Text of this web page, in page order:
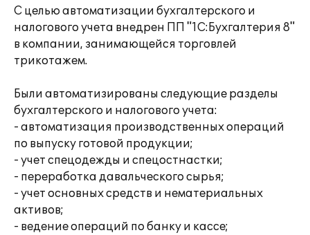
С целью автоматизации бухгалтерского и
налогового учета внедрен ПП "1С:Бухгалтерия 8"
в компании, занимающейся торговлей
трикотажем.
Были автоматизированы следующие разделы
бухгалтерского и налогового учета:
- автоматизация производственных операций
по выпуску готовой продукции;
- учет спецодежды и спецостнастки;
- переработка давальческого сырья;
- учет основных средств и нематериальных
активов;
- ведение операций по банку и кассе;